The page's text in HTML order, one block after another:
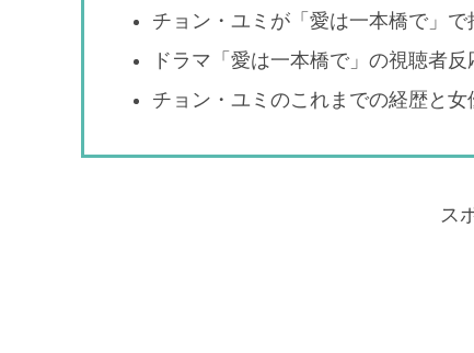
チョン・ユミが「愛は一本橋で」
ドラマ「愛は一本橋で」の視聴者
チョン・ユミのこれまでの経歴と
ス